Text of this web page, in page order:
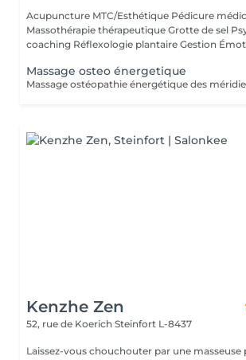
Acupuncture MTC/Esthétique Pédicure
Massothérapie thérapeutique Grotte de sel
coaching Réflexologie plantaire Gestion
Massage osteo énergetique
Kenzhe Zen
52, rue de Koerich Steinfort L-8437
Laissez-vous chouchouter par une masseuse